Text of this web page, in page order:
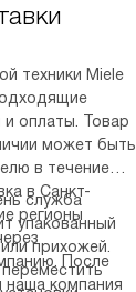
техники Miele
и оплаты. Товар
может быть
в течение
в Санкт-
регионы
После
наша компания
служба
упакованный
прихожей.